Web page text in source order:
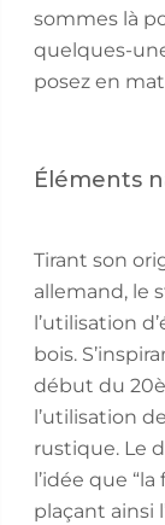
sommes là
quelques-
posez en
Éléments
Tirant son
allemand, le
l’utilisation
bois.
début du
l’utilisation
rustique. Le
l’idée que
plaçant ainsi